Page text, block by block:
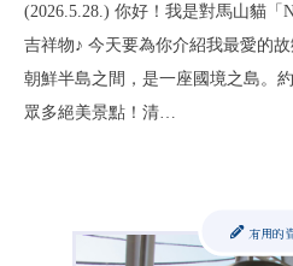
(2026.5.28.) 你好！我是對馬山貓「
吉祥物♪ 今天要為你介紹我最愛的
朝鮮半島之間，是一座國境之島。
眾多絕美景點！清…
有用的